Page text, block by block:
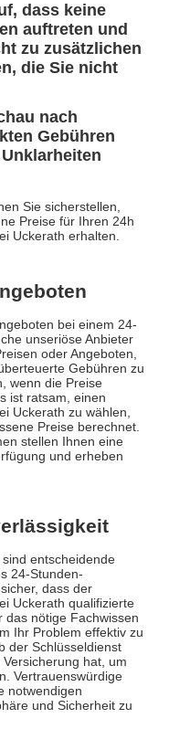
dass keine
auftreten und
zu zusätzlichen
die Sie nicht
nach
Gebühren
Sie sicherstellen,
Preise für Ihren 24h
Uckerath erhalten.
bei einem 24-
unseriöse Anbieter
oder Angeboten,
Gebühren zu
wenn die Preise
ist ratsam, einen
Uckerath zu wählen,
Preise berechnet.
stellen Ihnen eine
und erheben
entscheidende
24-Stunden-
dass der
Uckerath qualifizierte
das nötige Fachwissen
Ihr Problem effektiv zu
der Schlüsseldienst
hat, um
Vertrauenswürdige
notwendigen
und Sicherheit zu